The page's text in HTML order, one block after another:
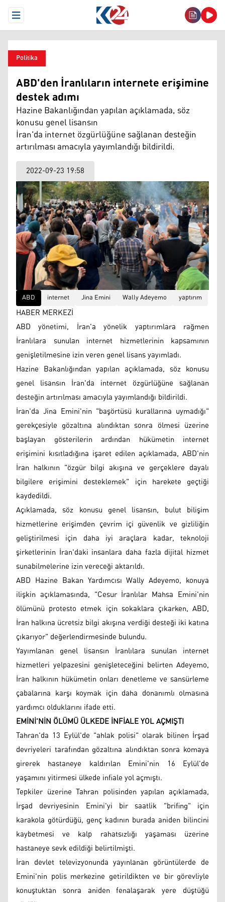
Open Menu
Politika
ABD'den İranlıların internete erişimine
destek adımı
Hazine Bakanlığından yapılan açıklamada, söz
konusu genel lisansın
İran'da internet özgürlüğüne sağlanan desteğin
artırılması amacıyla yayımlandığı bildirildi.
2022-09-23 19:58
ABD internet Jina Emini Wally Adeyemo yaptırım
HABER MERKEZİ
ABD yönetimi, İran'a yönelik yaptırımlara rağmen
İranlılara sunulan internet hizmetlerinin kapsamının
genişletilmesine izin veren genel lisans yayımladı.
Hazine Bakanlığından yapılan açıklamada, söz konusu
genel lisansın İran'da internet özgürlüğüne sağlanan
desteğin artırılması amacıyla yayımlandığı bildirildi.
İran'da Jina Emini'nin "başörtüsü kurallarına uymadığı"
gerekçesiyle gözaltına alındıktan sonra ölmesi üzerine
başlayan gösterilerin ardından hükümetin internet
erişimini kısıtladığına işaret edilen açıklamada, ABD'nin
İran halkının "özgür bilgi akışına ve gerçeklere dayalı
bilgilere erişimini desteklemek" için harekete geçtiği
kaydedildi.
Açıklamada, söz konusu genel lisansın, bulut bilişim
hizmetlerine erişimden çevrim içi güvenlik ve gizliliğin
geliştirilmesi için daha iyi araçlara kadar, teknoloji
şirketlerinin İran'daki insanlara daha fazla dijital hizmet
sunabilmelerine izin vereceği aktarıldı.
ABD Hazine Bakan Yardımcısı Wally Adeyemo, konuya
ilişkin açıklamasında, "Cesur İranlılar Mahsa Emini'nin
ölümünü protesto etmek için sokaklara çıkarken, ABD,
İran halkına ücretsiz bilgi akışına verdiği desteği iki katına
çıkarıyor" değerlendirmesinde bulundu.
Yayımlanan genel lisansın İranlılara sunulan internet
hizmetleri yelpazesini genişleteceğini belirten Adeyemo,
İran halkının hükümetin onları denetleme ve sansürleme
çabalarına karşı koymak için daha donanımlı olmasına
yardımcı olduklarını ifade etti.
EMİNİ'NİN ÖLÜMÜ ÜLKEDE İNFİALE YOL AÇMIŞTI
Tahran'da 13 Eylül'de "ahlak polisi" olarak bilinen İrşad
devriyeleri tarafından gözaltına alındıktan sonra komaya
girerek hastaneye kaldırılan Emini'nin 16 Eylül'de
yaşamını yitirmesi ülkede infiale yol açmıştı.
Tepkiler üzerine Tahran polisinden yapılan açıklamada,
İrşad devriyesinin Emini'yi bir saatlik "brifing" için
karakola götürdüğü, genç kadının burada aniden bilincini
kaybetmesi ve kalp rahatsızlığı yaşaması üzerine
hastaneye sevk edildiği belirtilmişti.
İran devlet televizyonunda yayınlanan görüntülerde de
Emini'nin polis merkezine getirildikten ve bir görevliyle
konuştuktan sonra aniden fenalaşarak yere düştüğü